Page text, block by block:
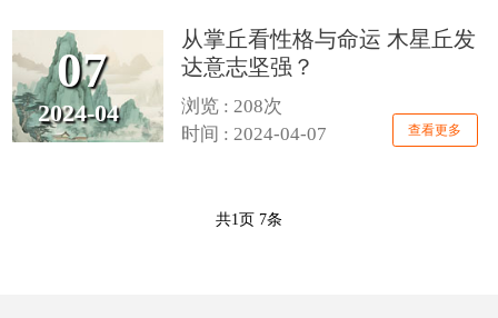
07
2024-04
从掌丘看性格与命运 木星丘发
达意志坚强？
浏览 : 208次
时间 : 2024-04-07
查看更多
共1页 7条